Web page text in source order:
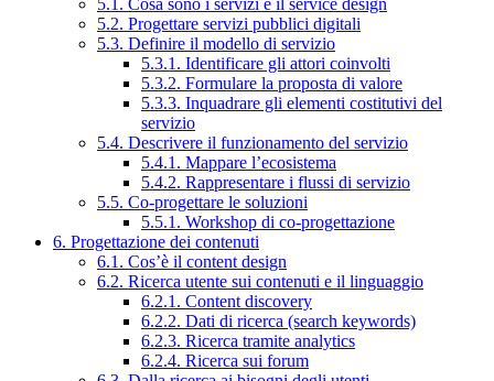
5.2. Progettare servizi pubblici digitali
5.3. Definire il modello di servizio
5.3.1. Identificare gli attori coinvolti
5.3.2. Formulare la proposta di valore
5.3.3. Inquadrare gli elementi costitutivi del
servizio
5.4. Descrivere il funzionamento del servizio
5.4.1. Mappare l’ecosistema
5.4.2. Rappresentare i flussi di servizio
5.5. Co-progettare le soluzioni
5.5.1. Workshop di co-progettazione
6. Progettazione dei contenuti
6.1. Cos’è il content design
6.2. Ricerca utente sui contenuti e il linguaggio
6.2.1. Content discovery
6.2.2. Dati di ricerca (search keywords)
6.2.3. Ricerca tramite analytics
6.2.4. Ricerca sui forum